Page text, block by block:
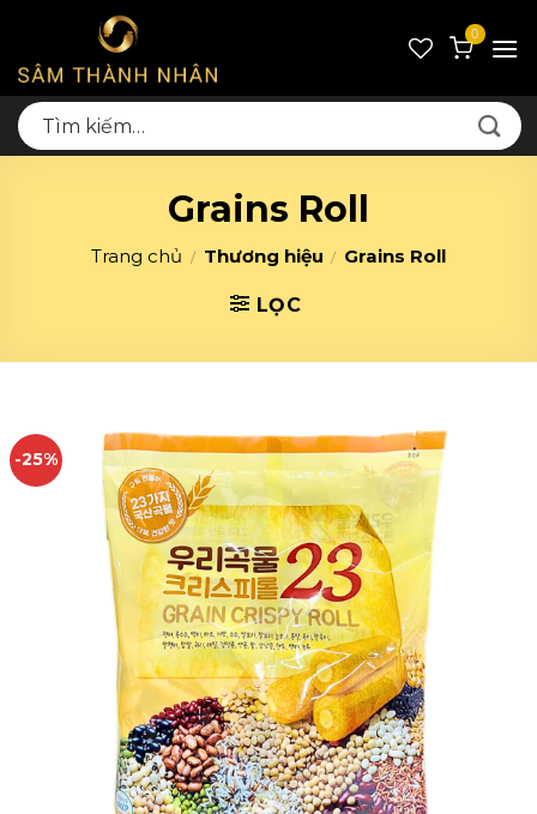
content
0
Tìm
kiếm:
Grains Roll
Trang chủ / Thương hiệu / Grains Roll
LỌC
-25%